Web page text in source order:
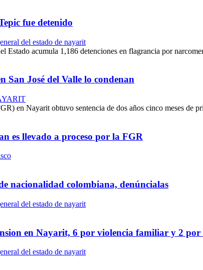
fue detenido
del estado de nayarit
Estado acumula 1,186 detenciones en flagrancia por
San José del Valle lo condenan
en Nayarit obtuvo sentencia de dos años cinco meses de
es llevado a proceso por la FGR
nacionalidad colombiana, denúncialas
del estado de nayarit
en Nayarit, 6 por violencia familiar y 2
del estado de nayarit